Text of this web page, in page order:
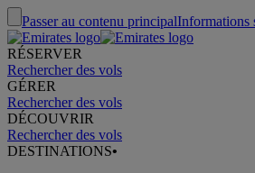
Passer au contenu principalInformations
RÉSERVER
Rechercher des vols
GÉRER
Rechercher des vols
DÉCOUVRIR
Rechercher des vols
DESTINATIONS•